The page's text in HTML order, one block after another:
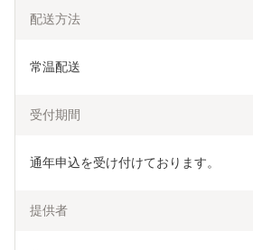
配送方法
常温配送
受付期間
通年申込を受け付けております。
提供者